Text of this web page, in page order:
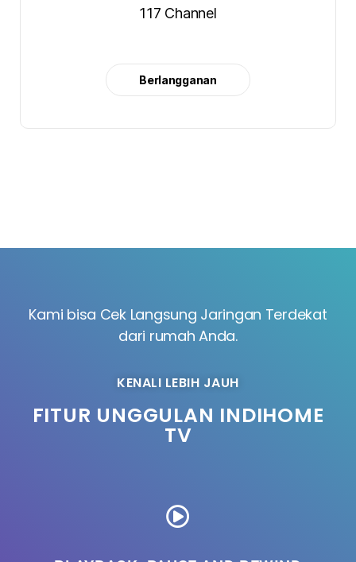
117 Channel
Berlangganan
Kami bisa Cek Langsung Jaringan Terdekat
dari rumah Anda.
KENALI LEBIH JAUH
FITUR UNGGULAN INDIHOME
TV